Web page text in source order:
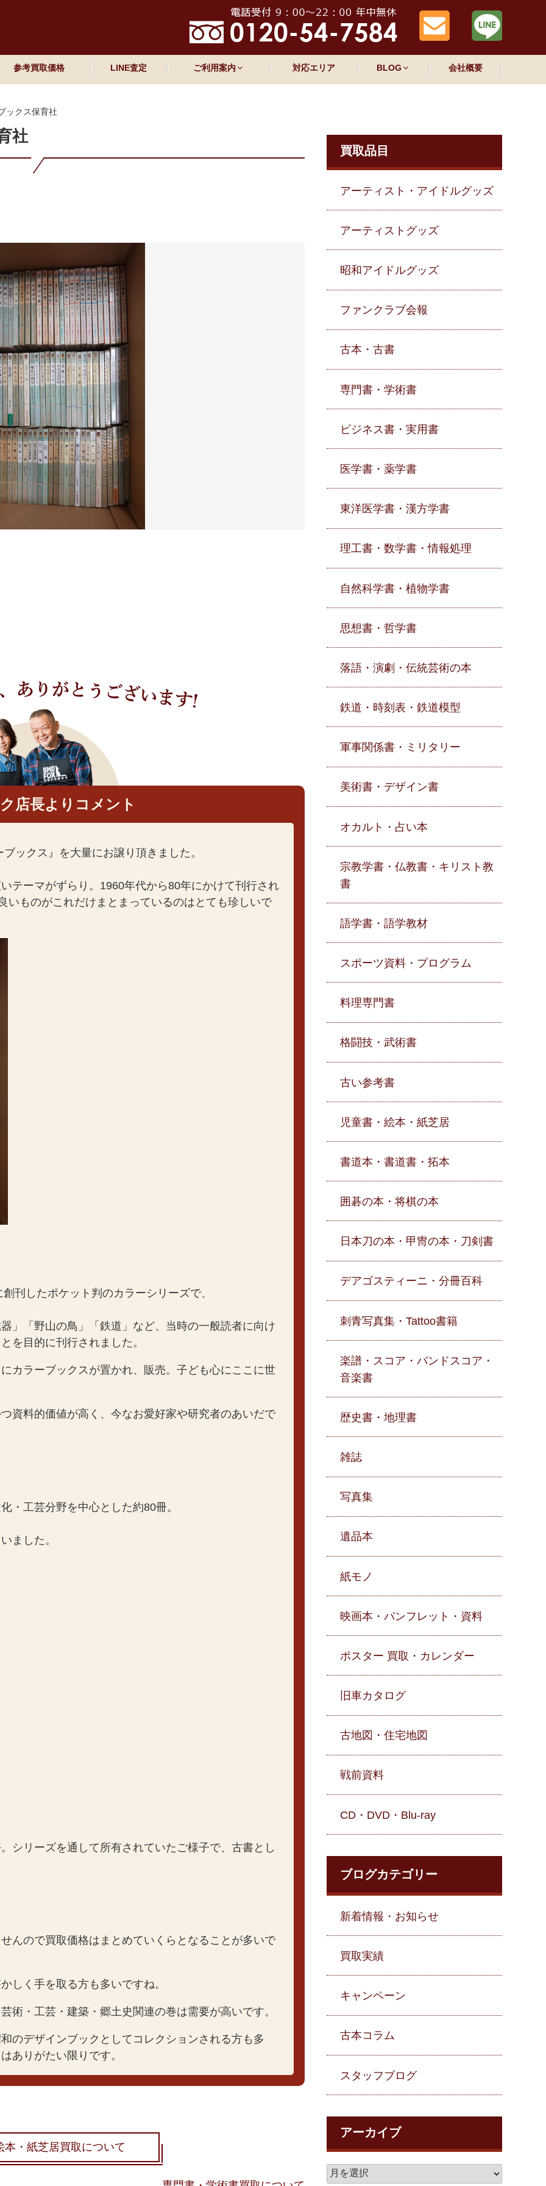
参考買取価格 LINE査定 ご利用案内 対応エリア BLOG 会社概要
ックス保育社
社
店長よりコメント
ックス』を大量にお譲り頂きました。
テーマがずらり。1960年代から80年にかけて刊行され
いものがこれだけまとまっているのはとても珍しいで
刊したポケット判のカラーシリーズで、
」「野山の鳥」「鉄道」など、当時の一般読者に向け
を目的に刊行されました。
カラーブックスが置かれ、販売。子ども心にここに世
資料的価値が高く、今なお愛好家や研究者のあいだで
・工芸分野を中心とした約80冊。
ました。
シリーズを通して所有されていたご様子で、古書とし
んので買取価格はまとめていくらとなることが多いで
しく手を取る方も多いですね。
術・工芸・建築・郷土史関連の巻は需要が高いです。
のデザインブックとしてコレクションされる方も多
ありがたい限りです。
本・紙芝居買取について
買取品目
アーティスト・アイドルグッズ
アーティストグッズ
昭和アイドルグッズ
ファンクラブ会報
古本・古書
専門書・学術書
ビジネス書・実用書
医学書・薬学書
東洋医学書・漢方学書
理工書・数学書・情報処理
自然科学書・植物学書
思想書・哲学書
落語・演劇・伝統芸術の本
鉄道・時刻表・鉄道模型
軍事関係書・ミリタリー
美術書・デザイン書
オカルト・占い本
宗教学書・仏教書・キリスト教
書
語学書・語学教材
スポーツ資料・プログラム
料理専門書
格闘技・武術書
古い参考書
児童書・絵本・紙芝居
書道本・書道書・拓本
囲碁の本・将棋の本
日本刀の本・甲冑の本・刀剣書
デアゴスティーニ・分冊百科
刺青写真集・Tattoo書籍
楽譜・スコア・バンドスコア・
音楽書
歴史書・地理書
雑誌
写真集
遺品本
紙モノ
映画本・パンフレット・資料
ポスター 買取・カレンダー
旧車カタログ
古地図・住宅地図
戦前資料
CD・DVD・Blu-ray
ブログカテゴリー
新着情報・お知らせ
買取実績
キャンペーン
古本コラム
スタッフブログ
アーカイブ